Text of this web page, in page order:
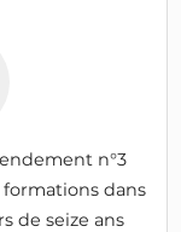
n°3
dans
de seize ans